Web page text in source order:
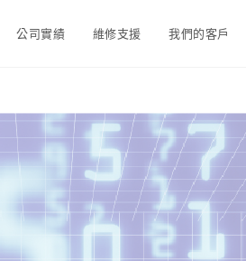
公司實績 維修支援 我們的客戶